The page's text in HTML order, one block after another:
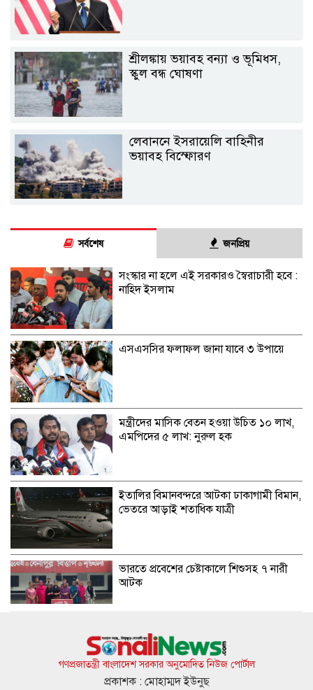
শ্রীলঙ্কায় ভয়াবহ বন্যা ও ভূমিধস,
স্কুল বন্ধ ঘোষণা
লেবাননে ইসরায়েলি বাহিনীর
ভয়াবহ বিস্ফোরণ
সর্বশেষ জনপ্রিয়
সংস্কার না হলে এই সরকারও স্বৈরাচারী হবে :
নাহিদ ইসলাম
এসএসসির ফলাফল জানা যাবে ৩ উপায়ে
মন্ত্রীদের মাসিক বেতন হওয়া উচিত ১০ লাখ,
এমপিদের ৫ লাখ: নুরুল হক
ইতালির বিমানবন্দরে আটকা ঢাকাগামী বিমান,
ভেতরে আড়াই শতাধিক যাত্রী
ভারতে প্রবেশের চেষ্টাকালে শিশুসহ ৭ নারী
আটক
কুপ্রস্তাবে রাজি না হওয়ায় তরুণীকে চুরির
অপবাদ, চুল কেটে নির্যাতন
গণপ্রজাতন্ত্রী বাংলাদেশ সরকার অনুমোদিত নিউজ পোর্টাল
প্রকাশক : মোহাম্মদ ইউনুছ